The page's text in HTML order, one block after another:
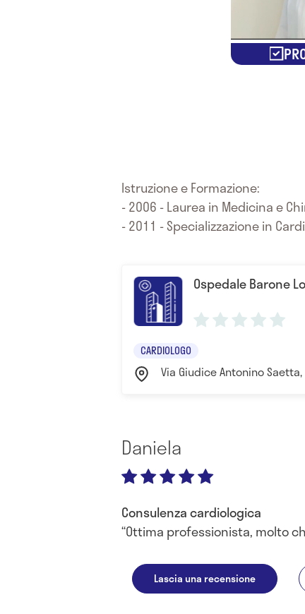
Istruzione e Formazione:
- 2006 - Laurea in Medicina e
- 2011 - Specializzazione in
Ospedale Barone
CARDIOLOGO
Via Giudice Antonino
Daniela
Consulenza cardiologica
Ottima professionista, molto
Lascia una recensione